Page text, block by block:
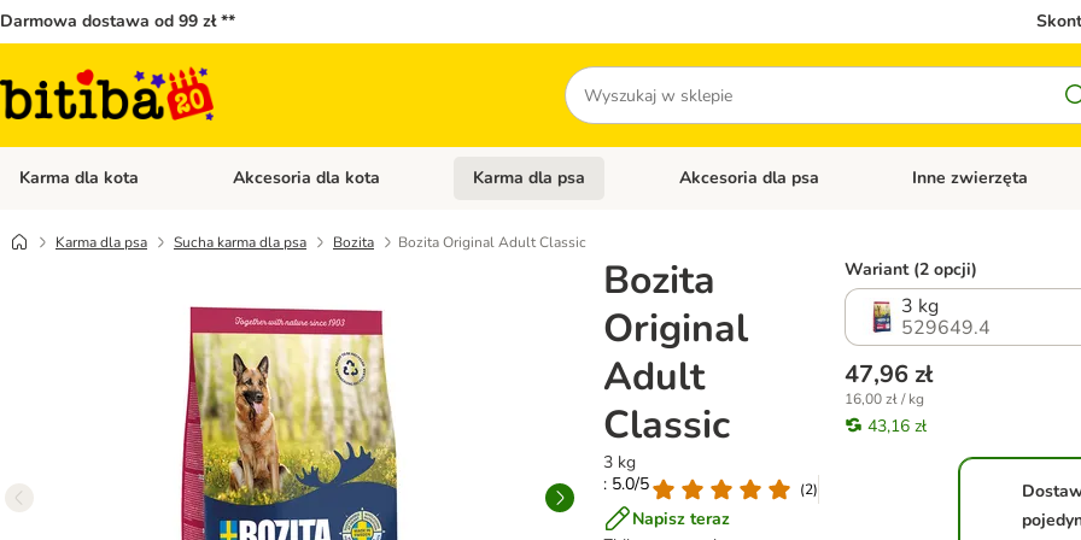
Darmowa dostawa od 99 zł **
Szukaj
Karma dla kota Otwórz menu kategorii: Karma dla kota
Akcesoria dla kota Otwórz menu kategorii: Akcesoria dla kota
Karma dla psa Otwórz menu kategorii: Karma dla psa
Akcesoria dla psa Otwórz menu kategorii:
Inne zwierzęta
Karma dla psa Sucha karma dla psa Bozita Bozita Original Adult Classic
Bozita
Original
Adult
Classic
3 kg
: 5.0/5
(2)
Napisz teraz
Wariant (2 opcji)
3 kg
529649.4
47,96 zł
16,00 zł / kg
43,16 zł